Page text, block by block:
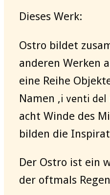
Dieses Werk:
Ostro bildet
anderen Werken
eine Reihe
Namen ‚i venti
acht Winde des
bilden die
Der Ostro ist ein
der oftmals